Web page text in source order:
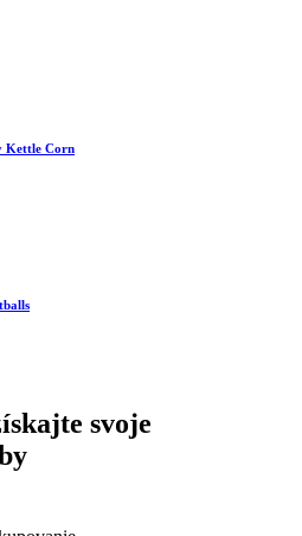
Kettle Corn
svoje